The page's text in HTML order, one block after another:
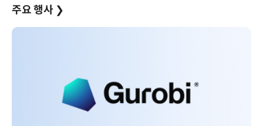
주요 행사 ❯